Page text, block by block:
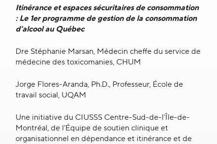
Itinérance et espaces sécuritaires de consommation
: Le 1er programme de gestion de la consommation
d’alcool au Québec
Dre Stéphanie Marsan, Médecin cheffe du service de
médecine des toxicomanies, CHUM
Jorge Flores-Aranda, Ph.D., Professeur, École de
travail social, UQAM
Une initiative du CIUSSS Centre-Sud-de-l’Île-de-
Montréal, de l’Équipe de soutien clinique et
organisationnel en dépendance et itinérance et de